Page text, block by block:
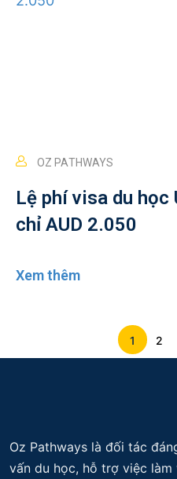
OZ PATHWAYS
Lệ phí visa du
chỉ AUD 2.050
Xem thêm
1 2
Oz Pathways là đối tác
vấn du học, hỗ trợ việc